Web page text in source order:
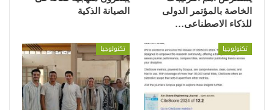
الخاصة بالمؤتمر الدولى
للذكاء الاصطناعى…
الصيانة الذكية
تكنولوجيا تكنولوجيا